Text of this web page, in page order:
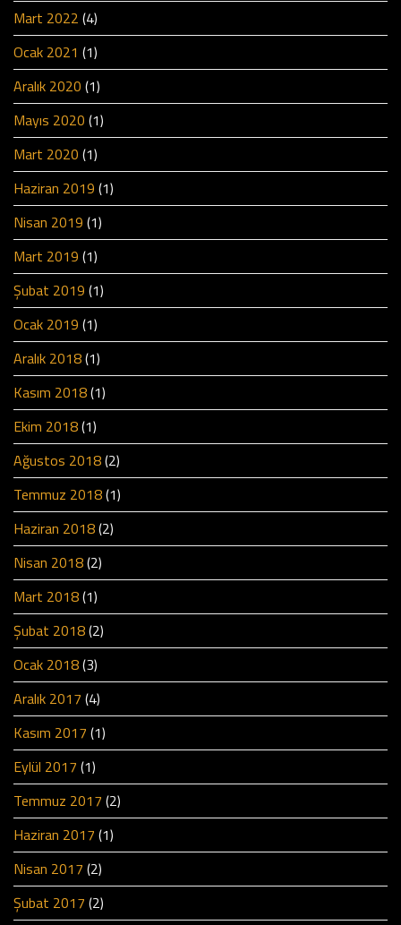
Mart 2022 (4)
Ocak 2021 (1)
Aralık 2020 (1)
Mayıs 2020 (1)
Mart 2020 (1)
Haziran 2019 (1)
Nisan 2019 (1)
Mart 2019 (1)
Şubat 2019 (1)
Ocak 2019 (1)
Aralık 2018(1)
Kasım 2018(1)
Ekim 2018(1)
Ağustos 2018(2)
Temmuz 2018(1)
Haziran 2018(2)
Nisan 2018(2)
Mart 2018(1)
Şubat 2018(2)
Ocak 2018(3)
Aralık 2017 (4)
Kasım 2017 (1)
Eylül 2017 (1)
Temmuz 2017 (2)
Haziran 2017 (1)
Nisan 2017 (2)
Şubat 2017 (2)